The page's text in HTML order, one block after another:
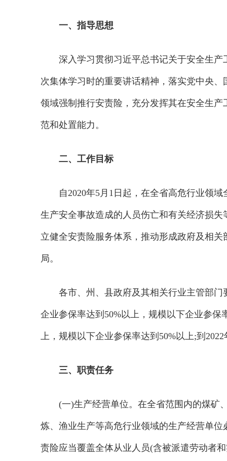
一、指导思想
深入学习贯彻习近平总书记关于安全生
次集体学习时的重要讲话精神，落实党中央
领域强制推行安责险，充分发挥其在安全生
范和处置能力。
二、工作目标
自2020年5月1日起，在全省高危行业领
生产安全事故造成的人员伤亡和有关经济损
立健全安责险服务体系，推动形成政府及相
局。
各市、州、县政府及其相关行业主管部
企业参保率达到50%以上，规模以下企业参保
上，规模以下企业参保率达到50%以上;到
三、职责任务
(一)生产经营单位。在全省范围内的煤矿
炼、渔业生产等高危行业领域的生产经营单
责险应当覆盖全体从业人员(含被派遣劳动者